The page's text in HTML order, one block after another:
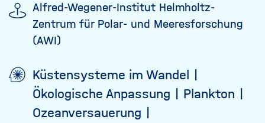
Alfred-Wegener-Institut Helmholtz-
Zentrum für Polar- und Meeresforschung
(AWI)
Küstensysteme im Wandel
Ökologische Anpassung
Plankton
Ozeanversauerung